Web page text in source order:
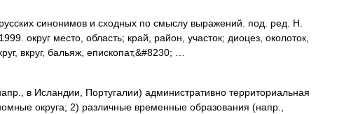
синонимов и сходных по смыслу выражений. под. ред. Н.
округ место, область; край, район, участок; диоцез, околоток,
вкруг, бальяж, епископат,&#8230; …
в Исландии, Португалии) административно территориальная
округа; 2) различные временные образования (напр.,